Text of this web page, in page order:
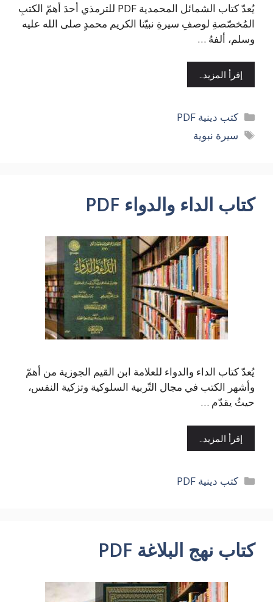
يُعدّ كتاب الشمائل المحمدية PDF للترمذي أحدَ أهمّ الكتبِ
المُخصّصةِ لوصفِ سيرةِ نبيّنا الكريم محمدٍ صلى الله عليه
وسلم، ألفهُ …
إقرأ المزيد..
التصنيفات
كتب دينية PDF
الوسوم
سيرة نبوية
كتاب الداء والدواء PDF
يُعدّ كتاب الداء والدواء للعلامة ابن القيم الجوزية من أهمّ
وأشهر الكتب في مجال التّربية السلوكية وتزكية النفس،
حيثُ يقدّم …
إقرأ المزيد..
التصنيفات
كتب دينية PDF
كتاب نهج البلاغة PDF